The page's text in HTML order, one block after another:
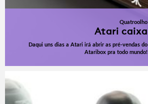
Quatroolho
Atari caixa
Daqui uns dias a Atari irá abrir as pré-vendas do
Ataribox pra todo mundo!